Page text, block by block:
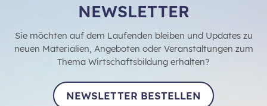
NEWSLETTER
Sie möchten auf dem Laufenden bleiben und Updates zu
neuen Materialien, Angeboten oder Veranstaltungen zum
Thema Wirtschaftsbildung erhalten?
NEWSLETTER BESTELLEN